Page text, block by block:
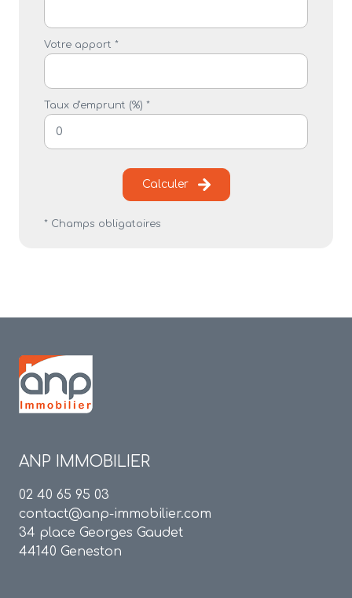
Votre apport *
Taux d'emprunt (%) *
Calculer
* Champs obligatoires
ANP IMMOBILIER
02 40 65 95 03
contact@anp-immobilier.com
34 place Georges Gaudet
44140 Geneston